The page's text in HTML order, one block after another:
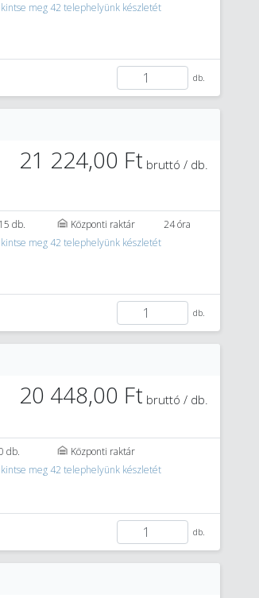
meg 42 telephelyünk készletét
db.
21 224,00 Ft bruttó / db.
15 db. Központi raktár
24 óra
meg 42 telephelyünk készletét
db.
20 448,00 Ft bruttó / db.
db.
Központi raktár
meg 42 telephelyünk készletét
db.